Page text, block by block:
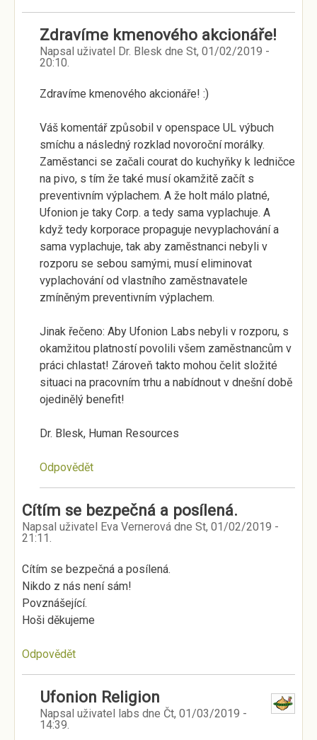
Zdravíme kmenového akcionáře!
Napsal uživatel Dr. Blesk dne St, 01/02/2019 -
20:10.
Zdravíme kmenového akcionáře! :)
Váš komentář způsobil v openspace UL výbuch
smíchu a následný rozklad novoroční morálky.
Zaměstanci se začali courat do kuchyňky k ledničce
na pivo, s tím že také musí okamžitě začít s
preventivním výplachem. A že holt málo platné,
Ufonion je taky Corp. a tedy sama vyplachuje. A
když tedy korporace propaguje nevyplachování a
sama vyplachuje, tak aby zaměstnanci nebyli v
rozporu se sebou samými, musí eliminovat
vyplachování od vlastního zaměstnavatele
zmíněným preventivním výplachem.
Jinak řečeno: Aby Ufonion Labs nebyli v rozporu, s
okamžitou platností povolili všem zaměstnancům v
práci chlastat! Zároveň takto mohou čelit složité
situaci na pracovním trhu a nabídnout v dnešní době
ojedinělý benefit!
Dr. Blesk, Human Resources
Odpovědět
Cítím se bezpečná a posílená.
Napsal uživatel Eva Vernerová dne St, 01/02/2019 -
21:11.
Cítím se bezpečná a posílená.
Nikdo z nás není sám!
Povznášející.
Hoši děkujeme
Odpovědět
Ufonion Religion
Napsal uživatel labs dne Čt, 01/03/2019 -
14:39.